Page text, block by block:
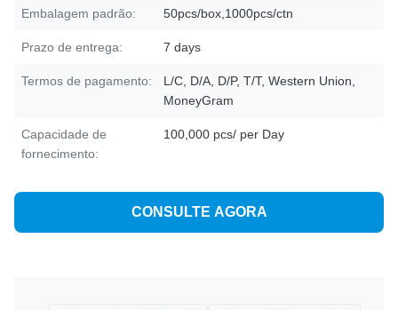
Embalagem padrão: 50pcs/box,1000pcs/ctn
Prazo de entrega: 7 days
Termos de pagamento:
L/C, D/A, D/P, T/T, Western Union,
MoneyGram
Capacidade de
fornecimento:
100,000 pcs/ per Day
CONSULTE AGORA